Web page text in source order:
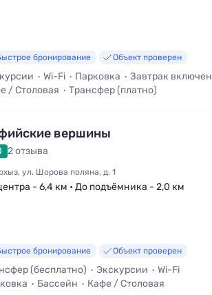
бронирование Объект проверен
Wi-Fi Парковка
Завтрак включен
/ Столовая
Трансфер (платно)
вершины
2 отзыва
ул. Шорова поляна, д. 1
- 6,4 км • До подъёмника - 2,0 км
бронирование Объект проверен
(бесплатно) Экскурсии
Wi-Fi
Бассейн
Кафе / Столовая